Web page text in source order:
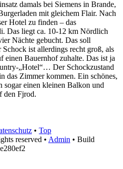
damals bei Siemens in Brande,
mit gleichem Flair. Nach
Hotel zu finden – das
Das liegt ca. 10-12 km Nördlich
Nächte gebucht. Das soll
ist allerdings recht groß, als
einen Bauernhof zuhalte. Das ist ja
„Hotel“… Der Schockzustand
das Zimmer kommen. Ein schönes,
sogar einen kleinen Balkon und
den Fjrod.
• Top
reserved • Admin • Build